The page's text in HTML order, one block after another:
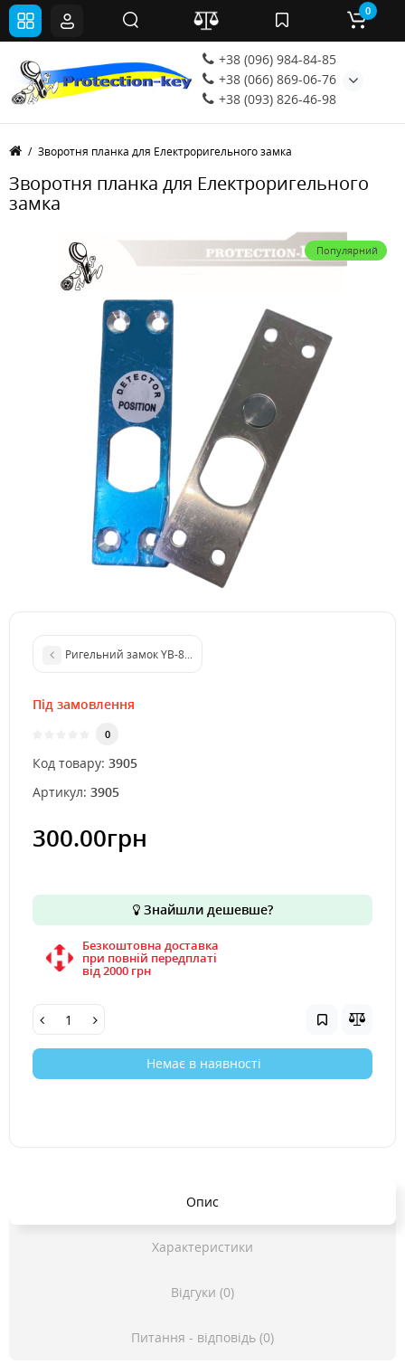
+38 (096) 984-84-85
+38 (066) 869-06-76
+38 (093) 826-46-98
0
Зворотня планка для Електроригельного замка
Зворотня планка для Електроригельного
замка
Популярний
Ригельний замок YB-80NO (power open) врізний для системи
Під замовлення
0
Код товару: 3905
Артикул: 3905
300.00грн
Знайшли дешевше?
Безкоштовна доставка
при повній передплаті
вiд 2000 грн
Немає в наявності
Опис
Характеристики
Відгуки (0)
Питання - відповідь (0)